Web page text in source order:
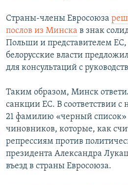
Страны-члены Евросоюза
послов из Минска в знак
Польши и представителем
белорусские власти
для консультаций с
Таким образом, Минск
санкции ЕС. В соответствии
21 фамилию «черный список»
чиновников, которые, как
репрессиям против
президента Александра
въезд в страны Евросоюза.